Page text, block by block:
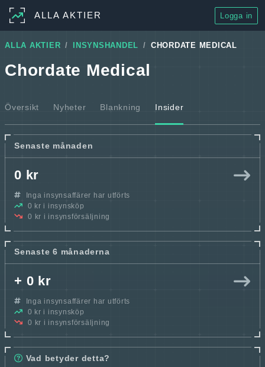
ALLA AKTIER Logga in
ALLA AKTIER INSYNSHANDEL CHORDATE MEDICAL
Chordate Medical
Översikt Nyheter Blankning Insider
Senaste månaden
0 kr
Inga insynsaffärer har utförts
0 kr i insynsköp
0 kr i insynsförsäljning
Senaste 6 månaderna
+ 0 kr
Inga insynsaffärer har utförts
0 kr i insynsköp
0 kr i insynsförsäljning
Vad betyder detta?